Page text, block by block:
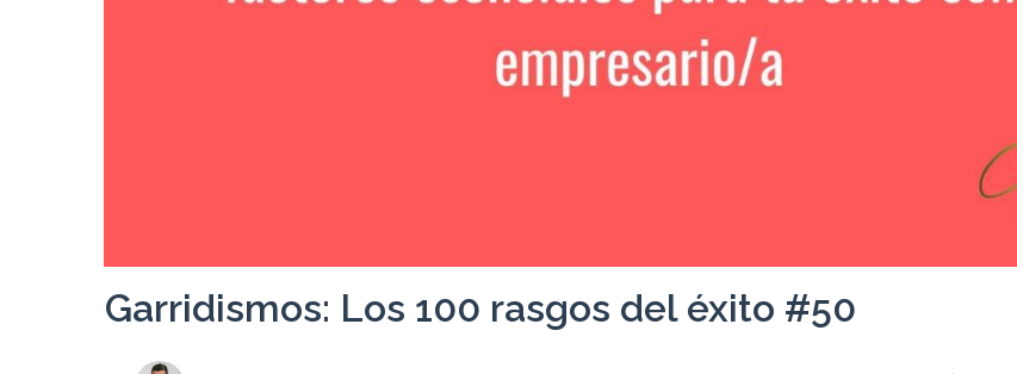
Garridismos: Los 100 rasgos del éxito #50